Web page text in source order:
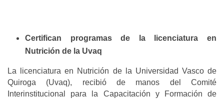
Certifican programas de la licenciatura en
Nutrición de la Uvaq
La licenciatura en Nutrición de la Universidad Vasco de
Quiroga (Uvaq), recibió de manos del Comité
Interinstitucional para la Capacitación y Formación de